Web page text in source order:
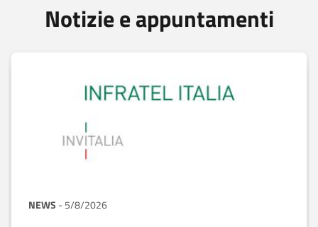
Notizie e appuntamenti
NEWS - 5/8/2026